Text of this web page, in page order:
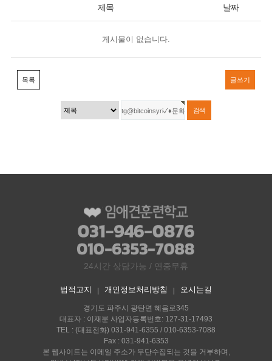
제목 날짜
게시물이 없습니다.
목록 글쓰기
24시간 상담가능 / 연중무휴
법적고지 ｜ 개인정보처리방침 ｜ 오시는길
경기도 파주시 광탄면 혜음로345
대표자 : 이재분 사업자등록번호: 127-31-17493
TEL : (대표전화) 031-941-6355 / 010-6353-7088
Fax : 031-941-6353
본 웹사이트는 이메일 주소가 무단수집되는 것을 거부하며,